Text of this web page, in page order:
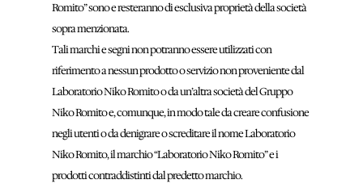
Romito” sono e resteranno di esclusiva proprietà della società
sopra menzionata.
Tali marchi e segni non potranno essere utilizzati con
riferimento a nessun prodotto o servizio non proveniente dal
Laboratorio Niko Romito o da un’altra società del Gruppo
Niko Romito e, comunque, in modo tale da creare confusione
negli utenti o da denigrare o screditare il nome Laboratorio
Niko Romito, il marchio “Laboratorio Niko Romito” e i
prodotti contraddistinti dal predetto marchio.